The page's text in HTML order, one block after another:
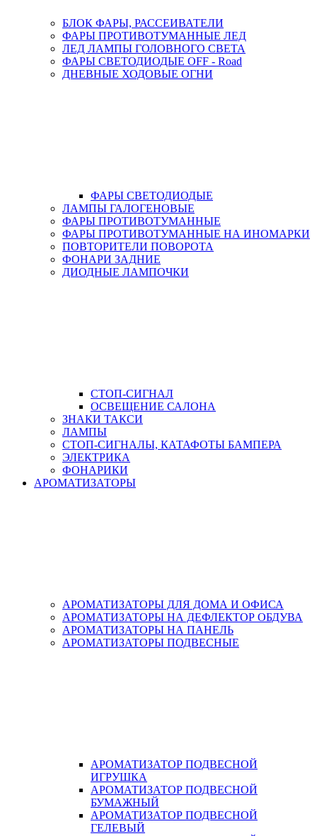
БЛОК ФАРЫ, РАССЕИВАТЕЛИ
ФАРЫ ПРОТИВОТУМАННЫЕ ЛЕД
ЛЕД ЛАМПЫ ГОЛОВНОГО СВЕТА
ФАРЫ СВЕТОДИОДЫЕ OFF - Road
ДНЕВНЫЕ ХОДОВЫЕ ОГНИ
ФАРЫ СВЕТОДИОДЫЕ
ЛАМПЫ ГАЛОГЕНОВЫЕ
ФАРЫ ПРОТИВОТУМАННЫЕ
ФАРЫ ПРОТИВОТУМАННЫЕ НА ИНОМАРКИ
ПОВТОРИТЕЛИ ПОВОРОТА
ФОНАРИ ЗАДНИЕ
ДИОДНЫЕ ЛАМПОЧКИ
СТОП-СИГНАЛ
ОСВЕЩЕНИЕ САЛОНА
ЗНАКИ ТАКСИ
ЛАМПЫ
СТОП-СИГНАЛЫ, КАТАФОТЫ БАМПЕРА
ЭЛЕКТРИКА
ФОНАРИКИ
АРОМАТИЗАТОРЫ
АРОМАТИЗАТОРЫ ДЛЯ ДОМА И ОФИСА
АРОМАТИЗАТОРЫ НА ДЕФЛЕКТОР ОБДУВА
АРОМАТИЗАТОРЫ НА ПАНЕЛЬ
АРОМАТИЗАТОРЫ ПОДВЕСНЫЕ
АРОМАТИЗАТОР ПОДВЕСНОЙ
ИГРУШКА
АРОМАТИЗАТОР ПОДВЕСНОЙ
БУМАЖНЫЙ
АРОМАТИЗАТОР ПОДВЕСНОЙ
ГЕЛЕВЫЙ